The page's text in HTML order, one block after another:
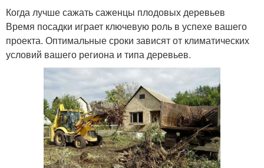
Когда лучше сажать саженцы плодовых деревьев
Время посадки играет ключевую роль в успехе вашего
проекта. Оптимальные сроки зависят от климатических
условий вашего региона и типа деревьев.